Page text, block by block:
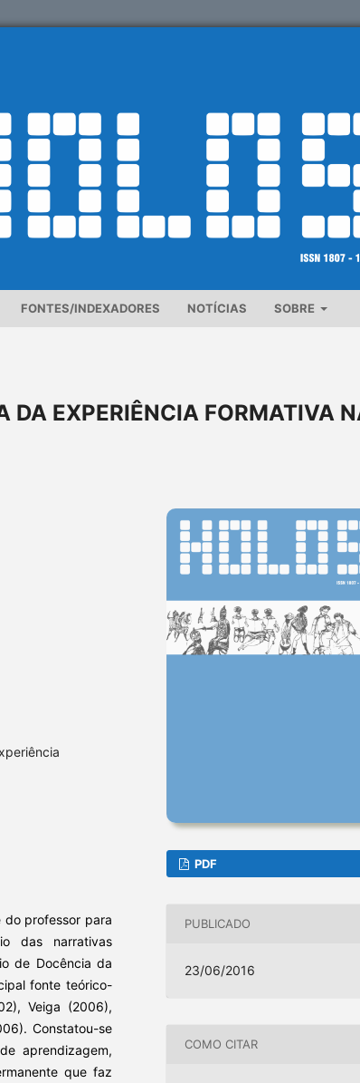
FONTES/INDEXADORES NOTÍCIAS SOBRE
DA EXPERIÊNCIA FORMATIVA
do professor para
das narrativas
de Docência da
fonte teórico-
Veiga (2006),
Constatou-se
aprendizagem,
que faz
PDF
PUBLICADO
23/06/2016
COMO CITAR